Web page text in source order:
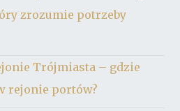
zrozumie potrzeby
Trójmiasta – gdzie
rejonie portów?